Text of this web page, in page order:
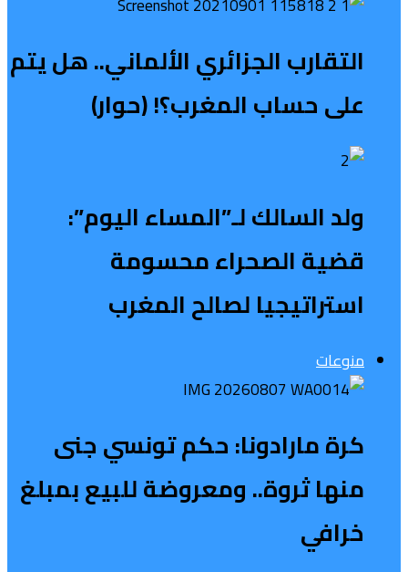
التقارب الجزائري الألماني.. هل يتم
على حساب المغرب؟! (حوار)
ولد السالك لـ”المساء اليوم”:
قضية الصحراء محسومة
استراتيجيا لصالح المغرب
منوعات
كرة مارادونا: حكم تونسي جنى
منها ثروة.. ومعروضة للبيع بمبلغ
خرافي